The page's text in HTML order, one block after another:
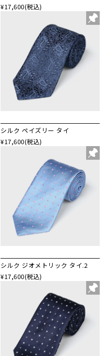
¥17,600(税込)
シルク ペイズリー タイ
¥17,600(税込)
シルク ジオメトリック タイ.2
¥17,600(税込)